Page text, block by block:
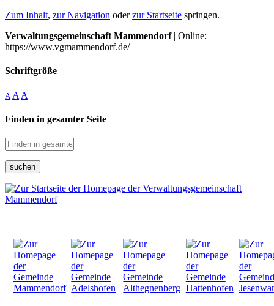
Zum Inhalt, zur Navigation oderzur Startseite springen.
Verwaltungsgemeinschaft Mammendorf| Online:
https://www.vgmammendorf.de/
Schriftgröße
A A A
Finden in gesamter Seite
suchen